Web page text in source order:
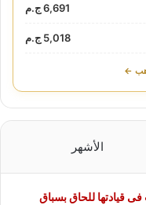
6,691 ج.م
5,018 ج.م
←
الأشهر
قيادتها للحاق بسباق